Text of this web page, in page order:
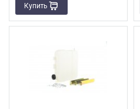
Купить